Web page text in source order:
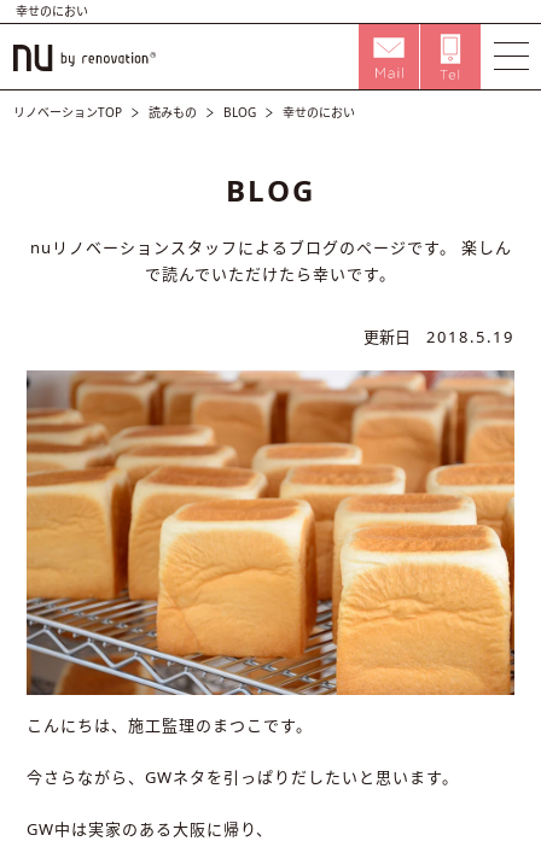
幸せのにおい
リノベーションTOP 読みもの BLOG 幸せのにおい
BLOG
nuリノベーションスタッフによるブログのページです。
楽しん
で読んでいただけたら幸いです。
更新日 2018.5.19
こんにちは、施工監理のまつこです。
今さらながら、GWネタを引っぱりだしたいと思います。
GW中は実家のある大阪に帰り、